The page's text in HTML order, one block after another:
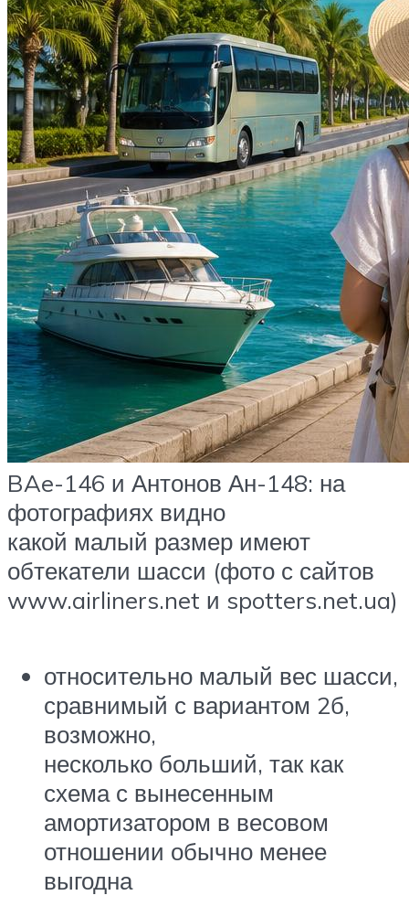
BAe-146 и Антонов Ан-148: на
фотографиях видно
какой малый размер имеют
обтекатели шасси (фото с сайтов
www.airliners.net и spotters.net.ua)
относительно малый вес шасси,
сравнимый с вариантом 2б,
возможно,
несколько больший, так как
схема с вынесенным
амортизатором в весовом
отношении обычно менее
выгодна